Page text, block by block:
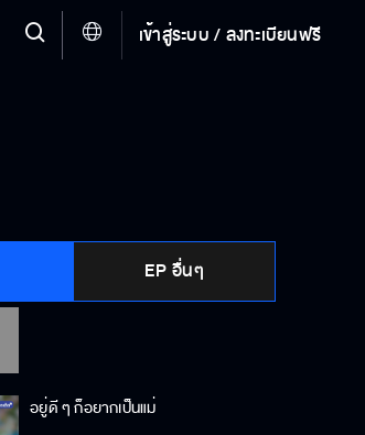
เข้าสู่ระบบ / ลงทะเบียนฟรี
EP อื่นๆ
มีหมาเป็นพ่อยังดีกว่า
อยู่ดี ๆ ก็อยากเป็นแม่